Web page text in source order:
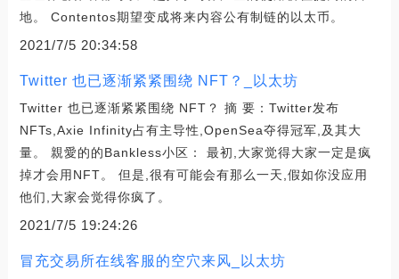
地。 Contentos期望变成将来内容公有制链的以太币。
2021/7/5 20:34:58
Twitter 也已逐渐紧紧围绕 NFT？_以太坊
Twitter 也已逐渐紧紧围绕 NFT？ 摘 要：Twitter发布
NFTs,Axie Infinity占有主导性,OpenSea夺得冠军,及其大
量。 ‍‍‍親愛的的Bankless小区： 最初,大家觉得大家一定是疯
掉才会用NFT。 但是,很有可能会有那么一天,假如你没应用
他们,大家会觉得你疯了。
2021/7/5 19:24:26
冒充交易所在线客服的空穴来风_以太坊